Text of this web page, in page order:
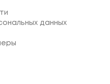
данных